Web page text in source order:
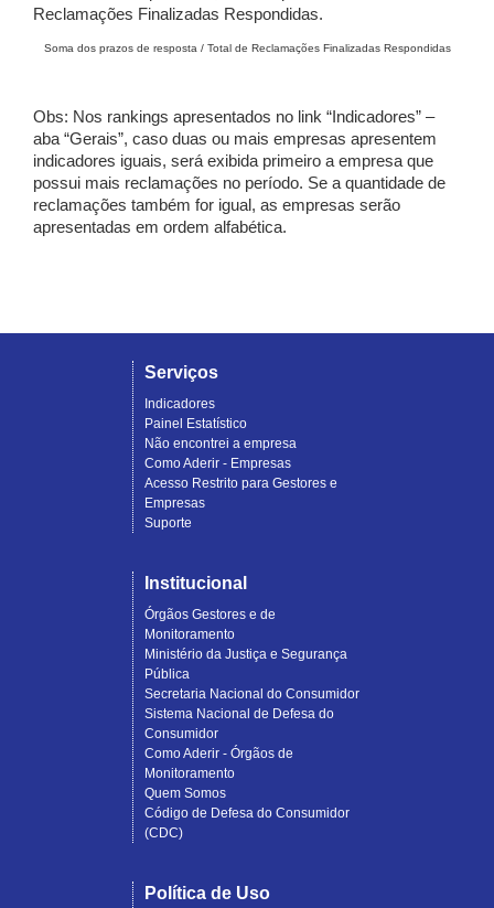
Reclamações Finalizadas Respondidas.
Soma dos prazos de resposta / Total de Reclamações Finalizadas Respondidas
Obs: Nos rankings apresentados no link “Indicadores” –
aba “Gerais”, caso duas ou mais empresas apresentem
indicadores iguais, será exibida primeiro a empresa que
possui mais reclamações no período. Se a quantidade de
reclamações também for igual, as empresas serão
apresentadas em ordem alfabética.
Serviços
Indicadores
Painel Estatístico
Não encontrei a empresa
Como Aderir - Empresas
Acesso Restrito para Gestores e
Empresas
Suporte
Institucional
Órgãos Gestores e de
Monitoramento
Ministério da Justiça e Segurança
Pública
Secretaria Nacional do Consumidor
Sistema Nacional de Defesa do
Consumidor
Como Aderir - Órgãos de
Monitoramento
Quem Somos
Código de Defesa do Consumidor
(CDC)
Política de Uso